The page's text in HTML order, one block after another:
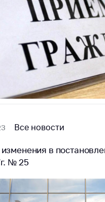
условий
бизнеса
19 для
торговли,
бытового
Все новости
в
№ 25